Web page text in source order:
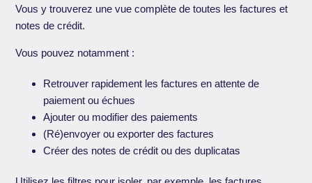
Vous y trouverez une vue complète de toutes les factures et
notes de crédit.
Vous pouvez notamment :
Retrouver rapidement les factures en attente de
paiement ou échues
Ajouter ou modifier des paiements
(Ré)envoyer ou exporter des factures
Créer des notes de crédit ou des duplicatas